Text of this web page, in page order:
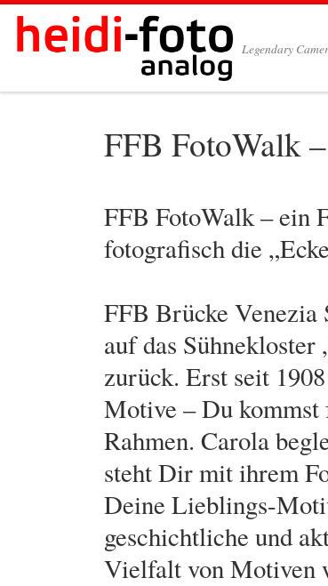
Zum Inhalt springen
Legendary
FFB FotoWalk
FFB FotoWalk – ein
fotografisch die
FFB Brücke Venezia
auf das
zurück. Erst seit
Motive – Du kommst
Rahmen. Carola
steht Dir mit ihrem
Deine Lieblings-
geschichtliche und
Vielfalt von Motiven